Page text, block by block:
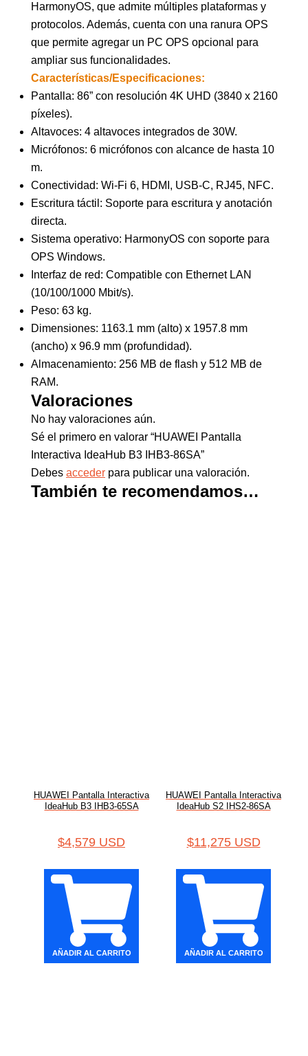
HarmonyOS, que admite múltiples plataformas y
protocolos. Además, cuenta con una ranura OPS
que permite agregar un PC OPS opcional para
ampliar sus funcionalidades.
Características/Especificaciones:
Pantalla: 86” con resolución 4K UHD (3840 x 2160
píxeles).
Altavoces: 4 altavoces integrados de 30W.
Micrófonos: 6 micrófonos con alcance de hasta 10
m.
Conectividad: Wi-Fi 6, HDMI, USB-C, RJ45, NFC.
Escritura táctil: Soporte para escritura y anotación
directa.
Sistema operativo: HarmonyOS con soporte para
OPS Windows.
Interfaz de red: Compatible con Ethernet LAN
(10/100/1000 Mbit/s).
Peso: 63 kg.
Dimensiones: 1163.1 mm (alto) x 1957.8 mm
(ancho) x 96.9 mm (profundidad).
Almacenamiento: 256 MB de flash y 512 MB de
RAM.
Valoraciones
No hay valoraciones aún.
Sé el primero en valorar “HUAWEI Pantalla
Interactiva IdeaHub B3 IHB3-86SA”
Debes acceder para publicar una valoración.
También te recomendamos…
HUAWEI Pantalla Interactiva
IdeaHub B3 IHB3-65SA
$4,579 USD
AÑADIR AL CARRITO
HUAWEI Pantalla Interactiva
IdeaHub S2 IHS2-86SA
$11,275 USD
AÑADIR AL CARRITO